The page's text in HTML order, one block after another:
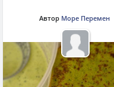
Автор Море Перемен